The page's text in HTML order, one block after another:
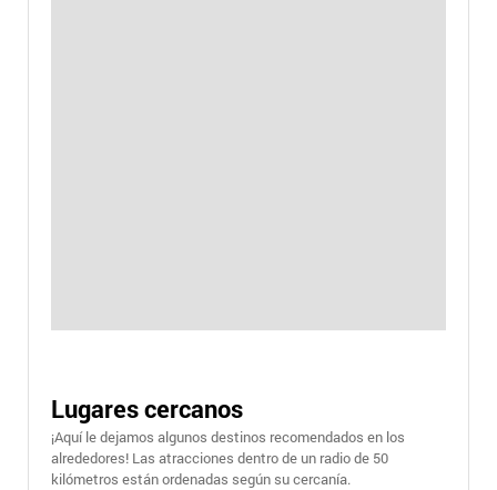
Lugares cercanos
¡Aquí le dejamos algunos destinos recomendados en los
alrededores! Las atracciones dentro de un radio de 50
kilómetros están ordenadas según su cercanía.